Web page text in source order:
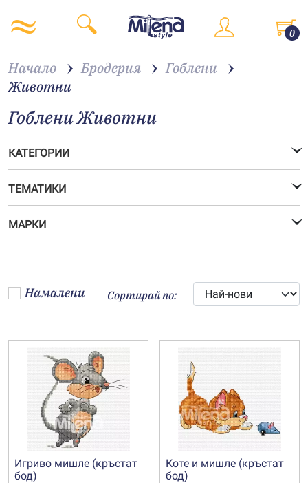
0
Начало Бродерия
Гоблени
Животни
Гоблени Животни
КАТЕГОРИИ
ТЕМАТИКИ
МАРКИ
Намалени Сортирай по:
Игриво мишле (кръстат
бод)
Коте и мишле (кръстат
бод)